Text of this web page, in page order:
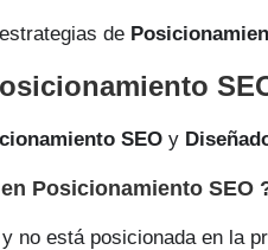
de
SEO y
Posicionamiento SEO
no está posicionada en la